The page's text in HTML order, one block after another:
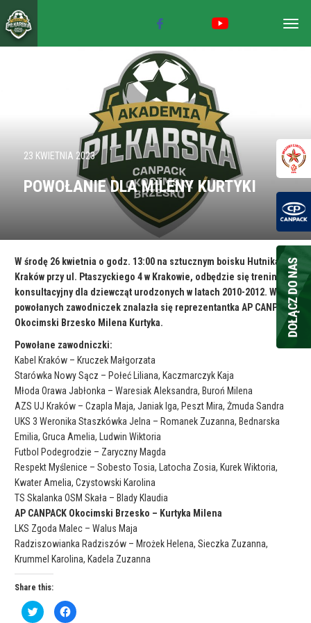
23 KWIETNIA 2023
POWOŁANIE DLA MILENY KURTYKI
W środę 26 kwietnia o godz. 13:00 na sztucznym boisku Hutnika
Kraków przy ul. Ptaszyckiego 4 w Krakowie, odbędzie się trening
konsultacyjny dla dziewcząt urodzonych w latach 2010-2012. Wśród
powołanych zawodniczek znalazła się reprezentantka AP CANPACK
Okocimski Brzesko Milena Kurtyka.
Powołane zawodniczki:
Kabel Kraków – Kruczek Małgorzata
Starówka Nowy Sącz – Połeć Liliana, Kaczmarczyk Kaja
Młoda Orawa Jabłonka – Waresiak Aleksandra, Buroń Milena
AZS UJ Kraków – Czapla Maja, Janiak Iga, Peszt Mira, Żmuda Sandra
UKS 3 Weronika Staszkówka Jelna – Romanek Zuzanna, Bednarska
Emilia, Gruca Amelia, Ludwin Wiktoria
Futbol Podegrodzie – Zaryczny Magda
Respekt Myślenice – Sobesto Tosia, Latocha Zosia, Kurek Wiktoria,
Kwater Amelia, Czystowski Karolina
TS Skalanka OSM Skała – Blady Klaudia
AP CANPACK Okocimski Brzesko – Kurtyka Milena
LKS Zgoda Malec – Walus Maja
Radziszowianka Radziszów – Mrożek Helena, Sieczka Zuzanna,
Krummel Karolina, Kadela Zuzanna
Share this:
C
l
C
l